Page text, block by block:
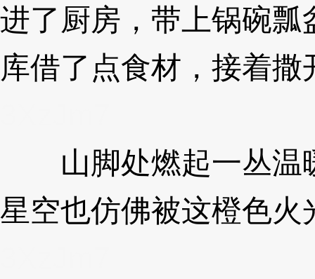
进了厨房，带上锅碗
库借了点食材，接着
山脚处燃起一丛温
星空也仿佛被这橙色